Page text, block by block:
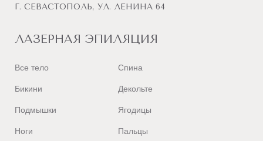
Г. СЕВАСТОПОЛЬ, УЛ. ЛЕНИНА 64
ЛАЗЕРНАЯ ЭПИЛЯЦИЯ
Все тело
Бикини
Подмышки
Ноги
Спина
Декольте
Ягодицы
Пальцы